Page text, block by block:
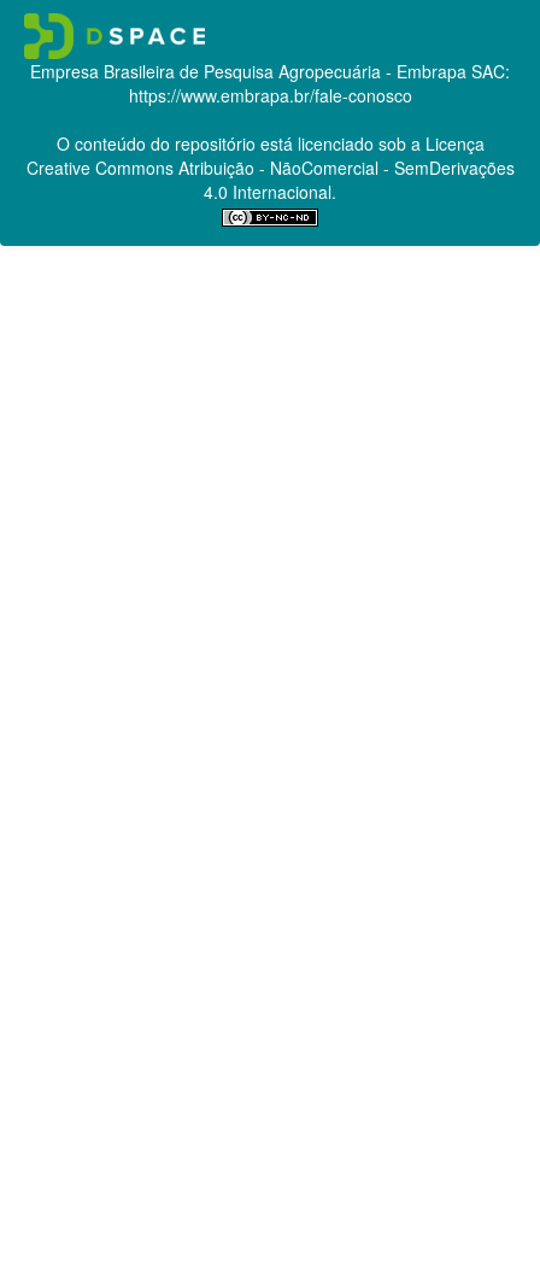
Empresa Brasileira de Pesquisa Agropecuária - Embrapa SAC:
https://www.embrapa.br/fale-conosco
O conteúdo do repositório está licenciado sob a Licença
Creative CommonsAtribuição - NãoComercial - SemDerivações
4.0 Internacional.